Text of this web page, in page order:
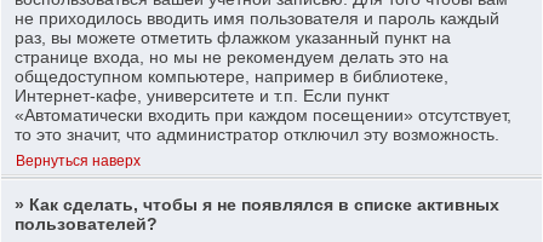
не приходилось вводить имя пользователя и пароль каждый
раз, вы можете отметить флажком указанный пункт на
странице входа, но мы не рекомендуем делать это на
общедоступном компьютере, например в библиотеке,
Интернет-кафе, университете и т.п. Если пункт
«Автоматически входить при каждом посещении» отсутствует,
то это значит, что администратор отключил эту возможность.
Вернуться наверх
» Как сделать, чтобы я не появлялся в списке активных
пользователей?